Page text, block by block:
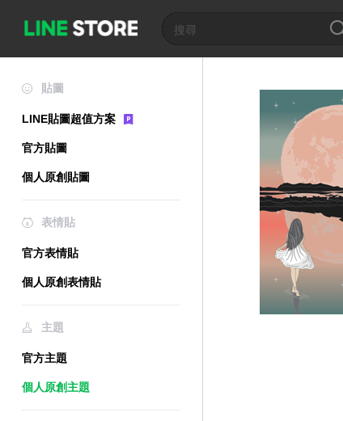
貼圖
LINE貼圖超值方案
官方貼圖
個人原創貼圖
表情貼
官方表情貼
個人原創表情貼
主題
官方主題
個人原創主題